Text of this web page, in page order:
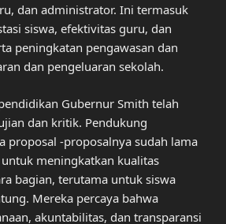
dan administrator. Ini termasuk
siswa, efektivitas guru, dan
peningkatan pengawasan dan
dan pengeluaran sekolah.
Gubernur Smith telah
dan kritik. Pendukung
proposal -proposalnya sudah lama
meningkatkan kualitas
bagian, terutama untuk siswa
Mereka percaya bahwa
akuntabilitas, dan transparansi